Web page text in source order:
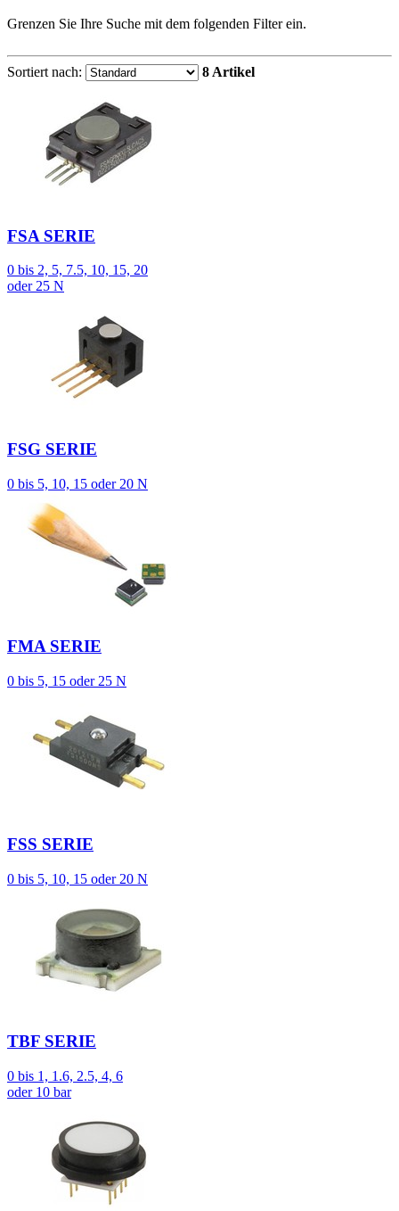
Grenzen Sie Ihre Suche mit dem folgenden Filter ein.
Sortiert nach: 8 Artikel
FSA SERIE
0 bis 2, 5, 7.5, 10, 15, 20
oder 25 N
FSG SERIE
0 bis 5, 10, 15 oder 20 N
FMA SERIE
0 bis 5, 15 oder 25 N
FSS SERIE
0 bis 5, 10, 15 oder 20 N
TBF SERIE
0 bis 1, 1.6, 2.5, 4, 6
oder 10 bar